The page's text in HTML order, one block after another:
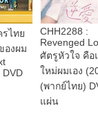
ไทย
องผม
DVD
CHH2288 :
Revenged
ศัตรูหัวใจ คื
ใหม่ผมเอง
(พากย์ไทย)
แผ่น